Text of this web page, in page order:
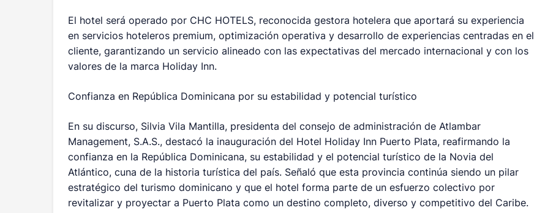
El hotel será operado por CHC HOTELS, reconocida gestora hotelera que aportará su experiencia
en servicios hoteleros premium, optimización operativa y desarrollo de experiencias centradas en el
cliente, garantizando un servicio alineado con las expectativas del mercado internacional y con los
valores de la marca Holiday Inn.
Confianza en República Dominicana por su estabilidad y potencial turístico
En su discurso, Silvia Vila Mantilla, presidenta del consejo de administración de Atlambar
Management, S.A.S., destacó la inauguración del Hotel Holiday Inn Puerto Plata, reafirmando la
confianza en la República Dominicana, su estabilidad y el potencial turístico de la Novia del
Atlántico, cuna de la historia turística del país. Señaló que esta provincia continúa siendo un pilar
estratégico del turismo dominicano y que el hotel forma parte de un esfuerzo colectivo por
revitalizar y proyectar a Puerto Plata como un destino completo, diverso y competitivo del Caribe.